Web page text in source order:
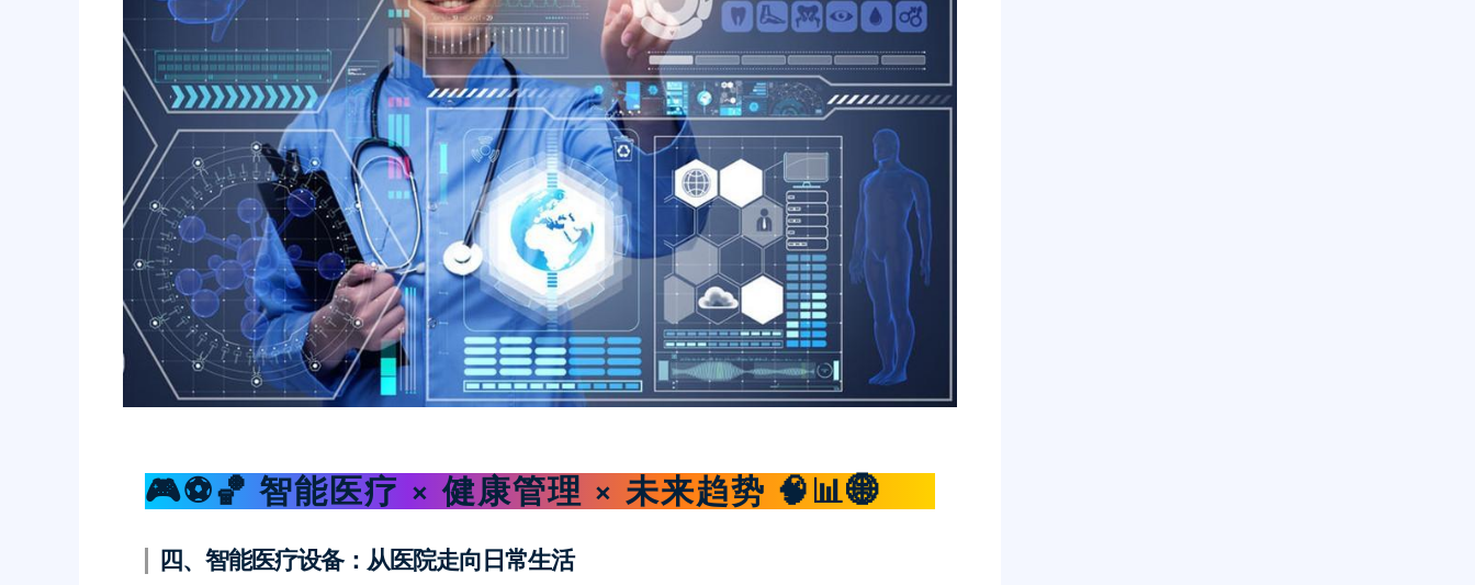
🎮⚽️🏀 智能医疗 × 健康管理 × 未来趋势 🧠📊🌐
四、智能医疗设备：从医院走向日常生活